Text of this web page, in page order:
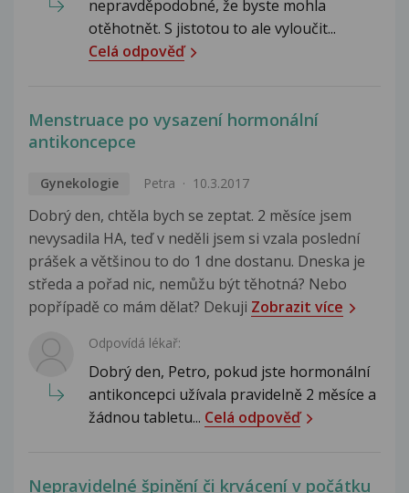
nepravděpodobné, že byste mohla
otěhotnět. S jistotou to ale vyloučit...
Celá odpověď
Menstruace po vysazení hormonální
antikoncepce
Gynekologie Petra 10.3.2017
Dobrý den, chtěla bych se zeptat. 2 měsíce jsem
nevysadila HA, teď v neděli jsem si vzala poslední
prášek a většinou to do 1 dne dostanu. Dneska je
středa a pořad nic, nemůžu být těhotná? Nebo
popřípadě co mám dělat? Dekuji Zobrazit více
Odpovídá lékař:
Dobrý den, Petro, pokud jste hormonální
antikoncepci užívala pravidelně 2 měsíce a
žádnou tabletu... Celá odpověď
Nepravidelné špinění či krvácení v počátku